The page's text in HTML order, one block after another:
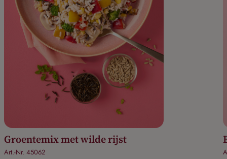
Groentemix met wilde rijst
Art.-Nr. 45062